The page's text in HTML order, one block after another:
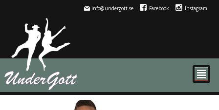
info@undergott.se Facebook Instagram
²